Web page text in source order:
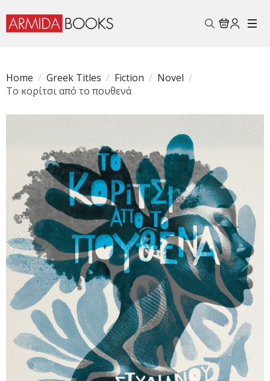
Home
Greek Titles Fiction
Novel
Το κορίτσι από το πουθενά